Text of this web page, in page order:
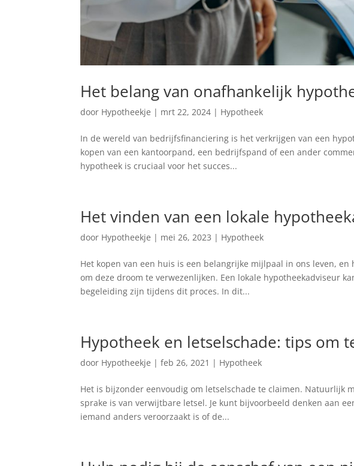
Het belang van onafhankelijk
door Hypotheekje | mrt 22, 2024 | Hypotheek
In de wereld van bedrijfsfinanciering is het verkrijgen van een
kopen van een kantoorpand, een bedrijfspand of een ander
hypotheek is cruciaal voor het succes...
Het vinden van een lokale
door Hypotheekje | mei 26, 2023 | Hypotheek
Het kopen van een huis is een belangrijke mijlpaal in ons leven,
om deze droom te verwezenlijken. Een lokale hypotheekadviseur
begeleiding zijn tijdens dit proces. In dit...
Hypotheek en letselschade: tips om
door Hypotheekje |feb 26, 2021 | Hypotheek
Het is bijzonder eenvoudig om letselschade te claimen. Natuurlijk
sprake is van verwijtbare letsel. Je kunt bijvoorbeeld denken aan
iemand anders veroorzaakt is of de...